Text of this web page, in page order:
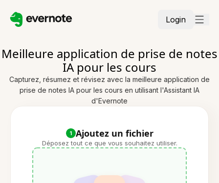
Login
Meilleure application de prise de notes
IA pour les cours
Capturez, résumez et révisez avec la meilleure application de
prise de notes IA pour les cours en utilisant l'Assistant IA
d'Evernote
1 Ajoutez un fichier
Déposez tout ce que vous souhaitez utiliser.